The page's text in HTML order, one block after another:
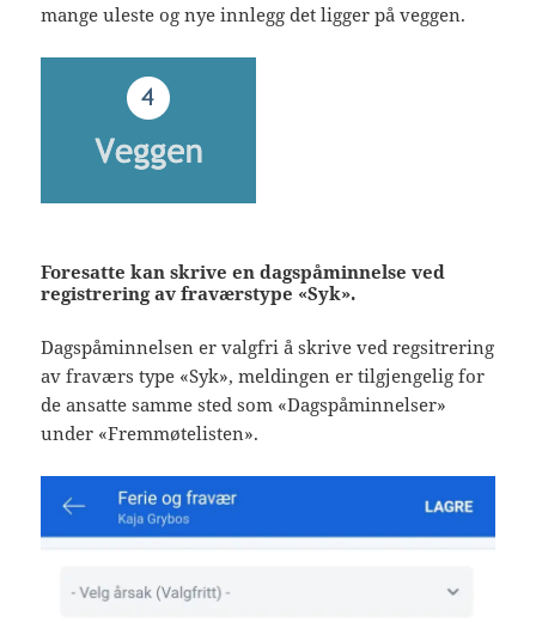
mange uleste og nye innlegg det ligger på veggen.
Foresatte kan skrive en dagspåminnelse ved
registrering av fraværstype «Syk».
Dagspåminnelsen er valgfri å skrive ved regsitrering
av fraværs type «Syk», meldingen er tilgjengelig for
de ansatte samme sted som «Dagspåminnelser»
under «Fremmøtelisten».